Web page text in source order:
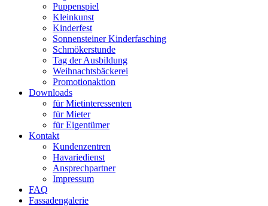
Puppenspiel
Kleinkunst
Kinderfest
Sonnensteiner Kinderfasching
Schmökerstunde
Tag der Ausbildung
Weihnachtsbäckerei
Promotionaktion
Downloads
für Mietinteressenten
für Mieter
für Eigentümer
Kontakt
Kundenzentren
Havariedienst
Ansprechpartner
Impressum
FAQ
Fassadengalerie